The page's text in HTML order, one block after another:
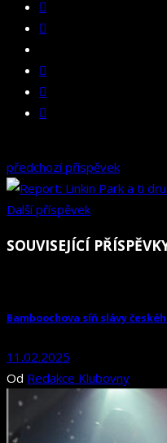
předchozí příspěvek
Další příspěvek
SOUVISEJÍCÍ
Bamboochova síň slávy
11.02.2025
Od Redakce Klubovny